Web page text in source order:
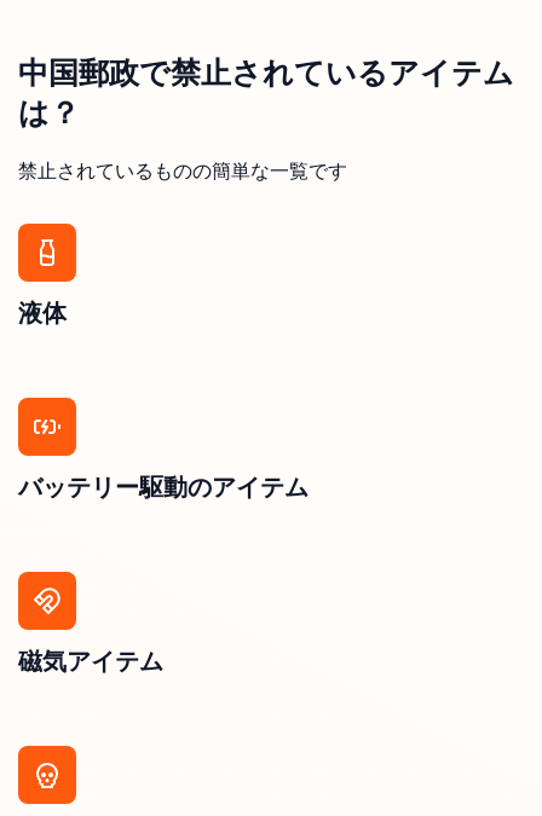
中国郵政で禁止されているアイテム
は？
禁止されているものの簡単な一覧です
液体
バッテリー駆動のアイテム
磁気アイテム